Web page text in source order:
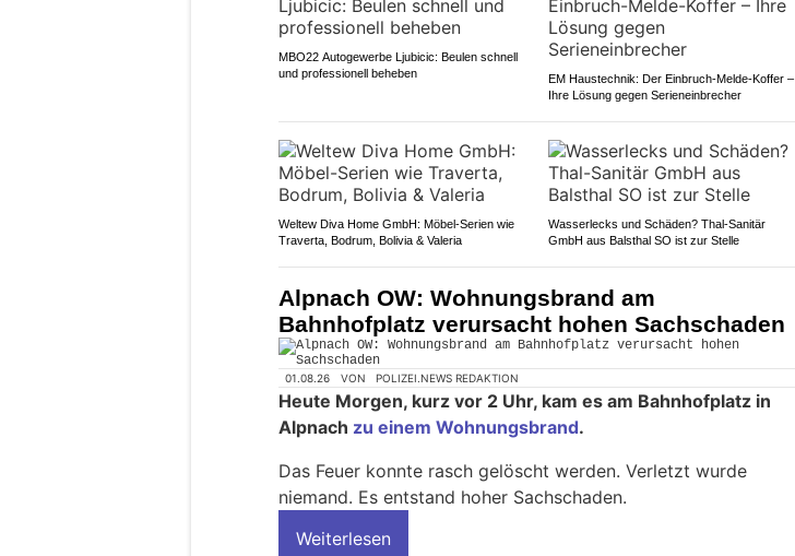
MBO22 Autogewerbe Ljubicic: Beulen schnell
und professionell beheben
EM Haustechnik: Der Einbruch-Melde-Koffer –
Ihre Lösung gegen Serieneinbrecher
Weltew Diva Home GmbH: Möbel-Serien wie
Traverta, Bodrum, Bolivia & Valeria
Wasserlecks und Schäden? Thal-Sanitär
GmbH aus Balsthal SO ist zur Stelle
Alpnach OW: Wohnungsbrand am
Bahnhofplatz verursacht hohen Sachschaden
01.08.26 VON POLIZEI.NEWS REDAKTION
Heute Morgen, kurz vor 2 Uhr, kam es am Bahnhofplatz in
Alpnach zu einem Wohnungsbrand.
Das Feuer konnte rasch gelöscht werden. Verletzt wurde
niemand. Es entstand hoher Sachschaden.
Weiterlesen